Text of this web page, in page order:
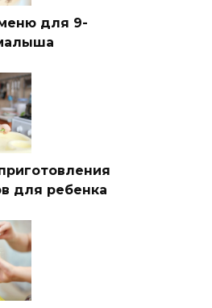
для 9-
для ребенка